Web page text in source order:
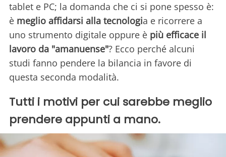
tablet e PC; la domanda che ci si pone spesso è:
è meglio affidarsi alla tecnologia e ricorrere a
uno strumento digitale oppure è più efficace il
lavoro da "amanuense"? Ecco perché alcuni
studi fanno pendere la bilancia in favore di
questa seconda modalità.
Tutti i motivi per cui sarebbe meglio
prendere appunti a mano.